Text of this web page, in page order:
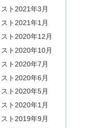
ト2021年3月
ト2021年1月
ト2020年12月
ト2020年10月
ト2020年7月
ト2020年6月
ト2020年5月
ト2020年1月
ト2019年9月